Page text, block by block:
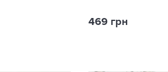
469 грн